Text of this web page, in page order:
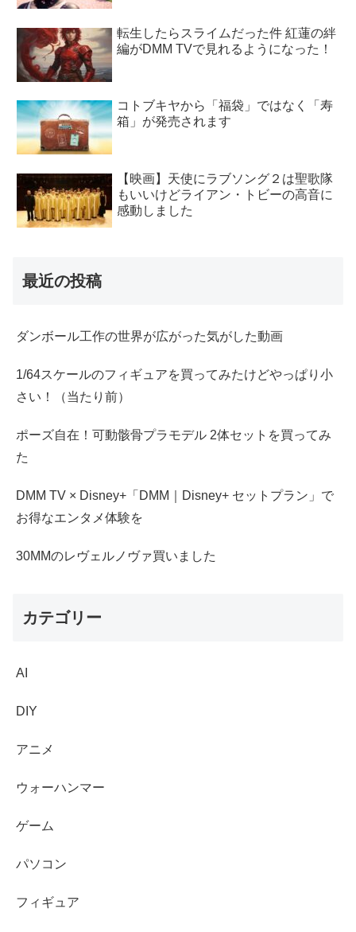
転生したらスライムだった件 紅蓮の絆
編がDMM TVで見れるようになった！
コトブキヤから「福袋」ではなく「寿
箱」が発売されます
【映画】天使にラブソング２は聖歌隊
もいいけどライアン・トビーの高音に
感動しました
最近の投稿
ダンボール工作の世界が広がった気がした動画
1/64スケールのフィギュアを買ってみたけどやっぱり小
さい！（当たり前）
ポーズ自在！可動骸骨プラモデル 2体セットを買ってみ
た
DMM TV × Disney+「DMM｜Disney+ セットプラン」で
お得なエンタメ体験を
30MMのレヴェルノヴァ買いました
カテゴリー
AI
DIY
アニメ
ウォーハンマー
ゲーム
パソコン
フィギュア